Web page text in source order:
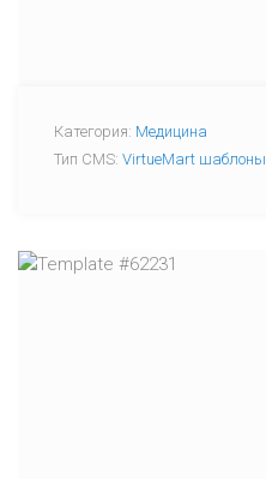
Категория: Медицина
Тип CMS: VirtueMart шаблоны